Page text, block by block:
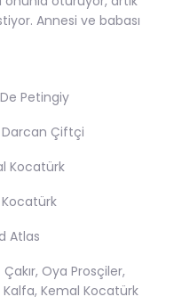
Annesi ve babası
Petingiy
Darcan Çiftçi
Kocatürk
Atlas
Oya Prosçiler,
Kalfa, Kemal Kocatürk